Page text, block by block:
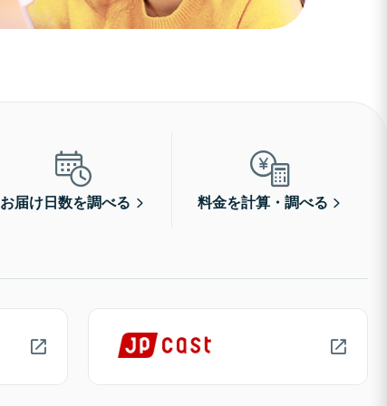
お届け日数を調べる 料金を計算・調べる